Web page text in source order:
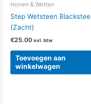
Honen & Wetten
Step Wetsteen
(Zacht)
€25.00 exl. btw
Toevoegen aan
winkelwagen